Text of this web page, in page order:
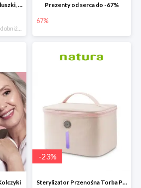
Pampers Active Baby Pieluszki, rozmiar 4 Prezenty od serca do -67%
67%
-23%
Sterylizator Przenośna Torba P26 Uvc Led